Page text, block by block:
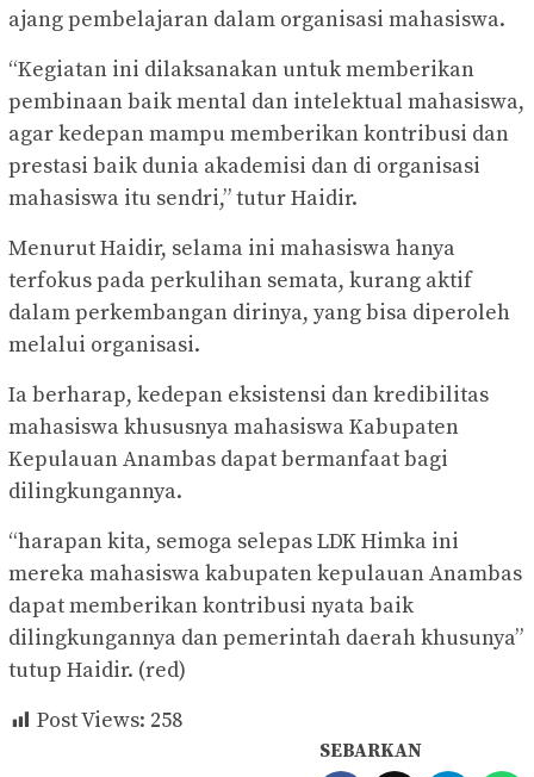
ajang pembelajaran dalam organisasi mahasiswa.
“Kegiatan ini dilaksanakan untuk memberikan
pembinaan baik mental dan intelektual mahasiswa,
agar kedepan mampu memberikan kontribusi dan
prestasi baik dunia akademisi dan di organisasi
mahasiswa itu sendri,” tutur Haidir.
Menurut Haidir, selama ini mahasiswa hanya
terfokus pada perkulihan semata, kurang aktif
dalam perkembangan dirinya, yang bisa diperoleh
melalui organisasi.
Ia berharap, kedepan eksistensi dan kredibilitas
mahasiswa khususnya mahasiswa Kabupaten
Kepulauan Anambas dapat bermanfaat bagi
dilingkungannya.
“harapan kita, semoga selepas LDK Himka ini
mereka mahasiswa kabupaten kepulauan Anambas
dapat memberikan kontribusi nyata baik
dilingkungannya dan pemerintah daerah khusunya”
tutup Haidir. (red)
Post Views: 258
SEBARKAN